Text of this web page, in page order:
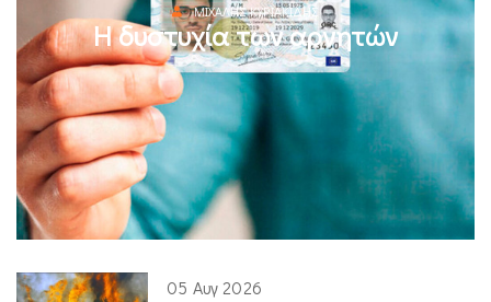
ΜΙΧΆΛΗΣ ΚΥΡΙΑΚΊΔΗΣ
Η δυστυχία των αρνητών
05 Αυγ 2026